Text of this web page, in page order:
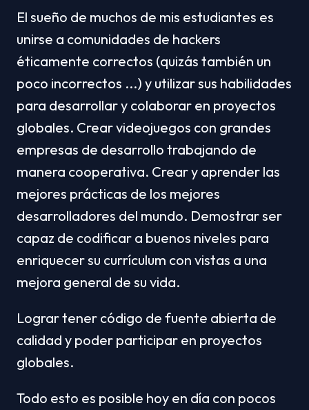
El sueño de muchos de mis estudiantes es
unirse a comunidades de hackers
éticamente correctos (quizás también un
poco incorrectos ...) y utilizar sus habilidades
para desarrollar y colaborar en proyectos
globales. Crear videojuegos con grandes
empresas de desarrollo trabajando de
manera cooperativa. Crear y aprender las
mejores prácticas de los mejores
desarrolladores del mundo. Demostrar ser
capaz de codificar a buenos niveles para
enriquecer su currículum con vistas a una
mejora general de su vida.
Lograr tener código de fuente abierta de
calidad y poder participar en proyectos
globales.
Todo esto es posible hoy en día con pocos